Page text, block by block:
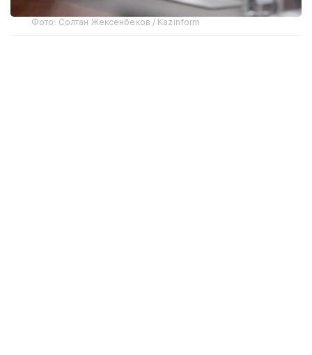
Фото: Солтан Жексенбеков / Kazinform